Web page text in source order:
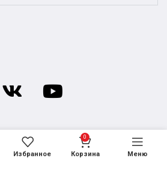
Избранное
0
Корзина Меню